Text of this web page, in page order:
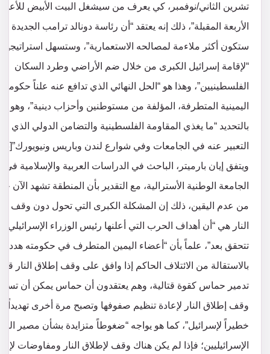
تشرين الثاني/نوفمبر، كي يعرف من سيشغل البيت الأبيض
الأربعة المقبلة”، ذلك إنه يعتقد “أن رئاسة دونالد ترامب الجديدة
ستكون أكثر ملاءمة لمصالحه الاستعمارية”، وستسهل
“لإقامة إسرائيل الكبرى من خلال ضم الأراضي وطرد السكان
الفلسطينيين”، وهذا هو “الحل النهائي الذي تدافع عنه علناً حكومته
اليمينية المتطرفة، المؤلفة من مستوطنين وأحزاب دينية”، وهو
بالتحديد “ما يغذي المقاومة الفلسطينية والتضامن الدولي الذي تم
ويتفق إيان بارميتر، الباحث في الدراسات العربية والإسلامية في
الجامعة الوطنية الأسترالية، مع التقدير بأن المنطقة تشهد الآن
من عدم اليقين، ذلك إن المشكلة الكبرى التي تحول دون وقف
النار هي “أن أهداف الحرب التي أعلنها رئيس الوزراء الإسرائيلي
تتحقق بعد”، علماً بأن “أعضاء اليمين المتطرف في حكومته هددوا
بالاستقالة من الائتلاف الحاكم إذا وافق على وقف إطلاق النار
تدمير حماس كقوة قتالية، وهم يعتقدون أن حماس يمكن أن
وقف إطلاق النار لإعادة تنظيم صفوفها وتصبح مرة أخرى تهديداً
خطيراً لإسرائيل”، كما هو يواجه “ضغوطاً متزايدة بشأن مصير
الإسرائيليين؛ فإذا لم يكن هناك وقف لإطلاق النار ومفاوضات